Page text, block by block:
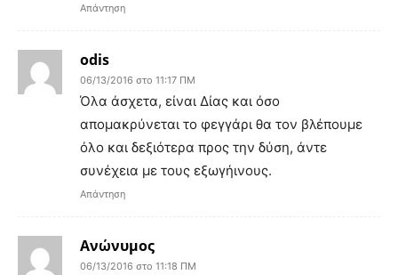
Απάντηση
odis
06/13/2016 στο 11:17 ΠΜ
Όλα άσχετα, είναι Δίας και όσο
απομακρύνεται το φεγγάρι θα τον βλέπουμε
όλο και δεξιότερα προς την δύση, άντε
συνέχεια με τους εξωγήινους.
Απάντηση
Ανώνυμος
06/13/2016 στο 11:18 ΠΜ